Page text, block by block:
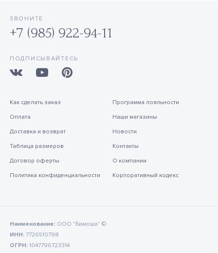
ЗВОНИТЕ
+7 (985) 922-94-11
ПОДПИСЫВАЙТЕСЬ
Как сделать заказ
Оплата
Доставка и возврат
Таблица размеров
Договор оферты
Политика конфиденциальности
Программа лояльности
Наши магазины
Новости
Контакты
О компании
Корпоративный кодекс
Наименование: ООО "Бимоша" ©
ИНН: 7726510798
ОГРН: 1047796723314